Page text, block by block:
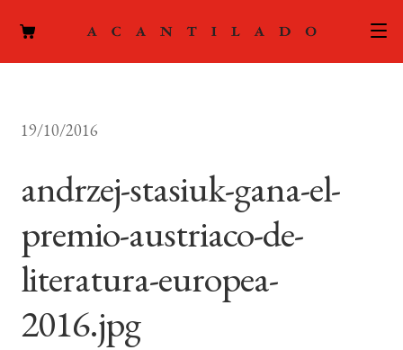
ACTUALIDAD
PODCAST
19/10/2016
andrzej-stasiuk-gana-el-
premio-austriaco-de-
literatura-europea-
2016.jpg